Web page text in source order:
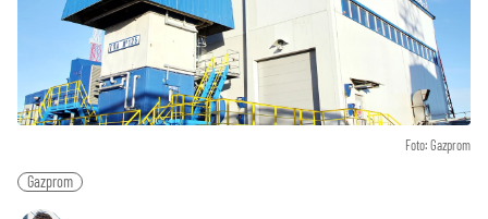
Foto: Gazprom
Gazprom